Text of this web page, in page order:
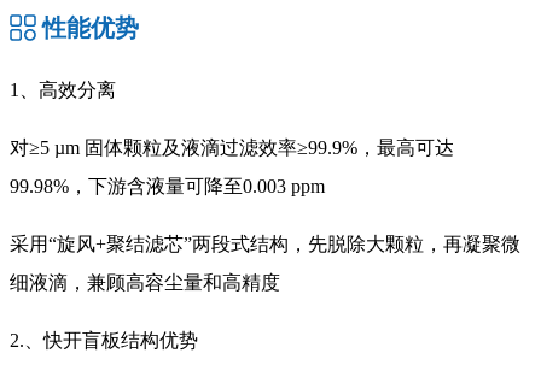
性能优势
1、高效分离
对≥5 µm 固体颗粒及液滴过滤效率≥99.9%，最高可达
99.98%，下游含液量可降至0.003 ppm
采用“旋风+聚结滤芯”两段式结构，先脱除大颗粒，再凝聚微
细液滴，兼顾高容尘量和高精度
2.、快开盲板结构优势